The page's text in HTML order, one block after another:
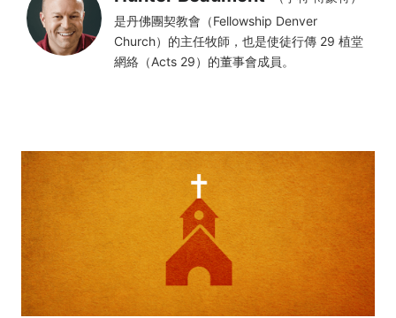
是丹佛團契教會（Fellowship Denver
Church）的主任牧師，也是使徒行傳 29 植堂
網絡（Acts 29）的董事會成員。